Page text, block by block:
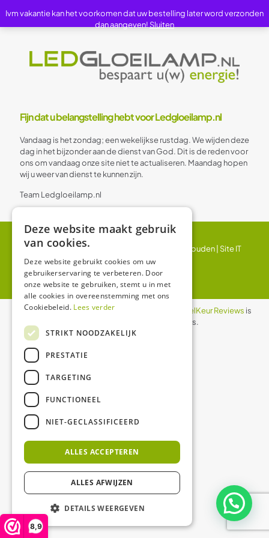
8,9
Fijn dat u belangstelling hebt voor Ledgloeilamp.nl
Vandaag is het zondag; een wekelijkse rustdag. We wijden deze
dag in het bijzonder aan de dienst van God. Dit is de reden voor
ons om vandaag onze site niet te actualiseren. Maandag hopen
wij u weer van dienst te kunnen zijn.
Team Ledgloeilamp.nl
© 2024 Ledgloeilamp | Alle rechten voorbehouden | Site IT
BV
De waardering van ledgloeilamp.nl bij WebwinkelKeur Reviews is
8.9/10 gebaseerd op 1158 reviews.
Ivm vakantie kan het voorkomen dat uw bestelling later word verzonden
dan aangeven! Sluiten
Deze website maakt gebruik
van cookies.
Deze website gebruikt cookies om uw
gebruikerservaring te verbeteren. Door
onze website te gebruiken, stemt u in met
alle cookies in overeenstemming met ons
Cookiebeleid. Lees verder
STRIKT NOODZAKELIJK
PRESTATIE
TARGETING
FUNCTIONEEL
NIET-GECLASSIFICEERD
ALLES ACCEPTEREN
ALLES AFWIJZEN
DETAILS WEERGEVEN